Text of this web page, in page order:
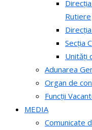
Rutiere
Secția
Unități
Adunarea
Organ de
Funcții
MEDIA
Comunicate